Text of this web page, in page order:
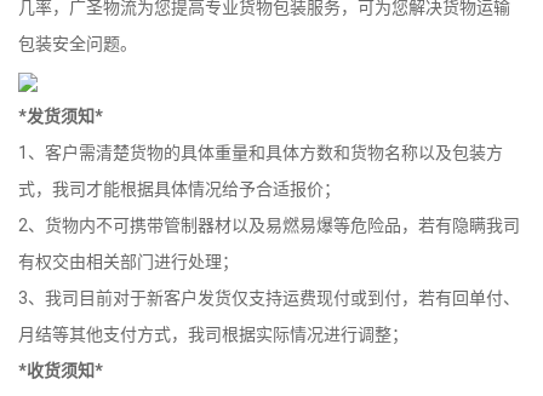
几率，广圣物流为您提高专业货物包装服务，可为您解决货物运输
包装安全问题。
*发货须知*
1、客户需清楚货物的具体重量和具体方数和货物名称以及包装方
式，我司才能根据具体情况给予合适报价；
2、货物内不可携带管制器材以及易燃易爆等危险品，若有隐瞒我司
有权交由相关部门进行处理；
3、我司目前对于新客户发货仅支持运费现付或到付，若有回单付、
月结等其他支付方式，我司根据实际情况进行调整；
*收货须知*